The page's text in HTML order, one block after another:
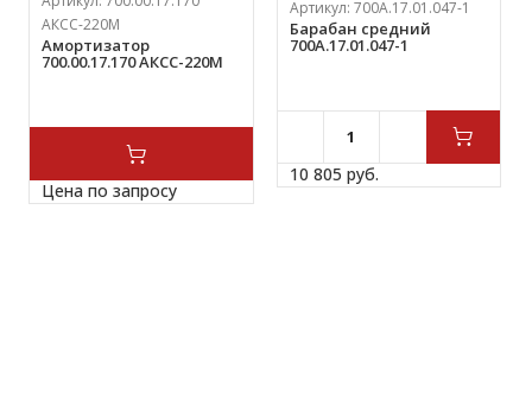
АКСС-220М
Амортизатор
700.00.17.170 АКСС-220М
Цена по запросу
Артикул: 700А.17.01.047-1
Барабан средний
700А.17.01.047-1
10 805 руб.